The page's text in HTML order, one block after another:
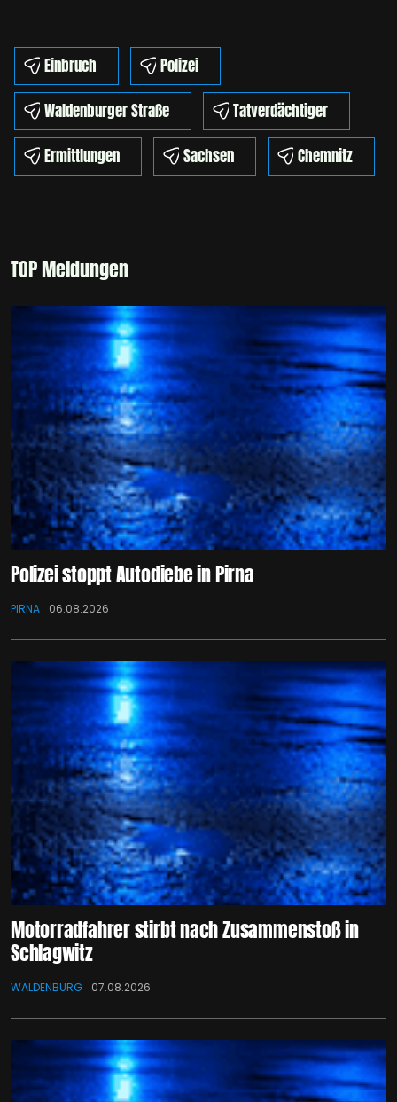
Einbruch
Polizei
Waldenburger Straße
Tatverdächtiger
Ermittlungen
Sachsen Chemnitz
TOP Meldungen
Polizei stoppt Autodiebe in Pirna
PIRNA 06.08.2026
Motorradfahrer stirbt nach Zusammenstoß in
Schlagwitz
WALDENBURG 07.08.2026